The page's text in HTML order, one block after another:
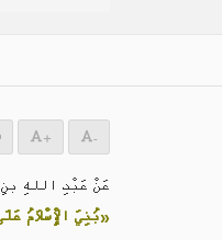
+ -
عَنْ عَبْدِ اللهِ
«بُنِيَ الْإِسْلَامُ